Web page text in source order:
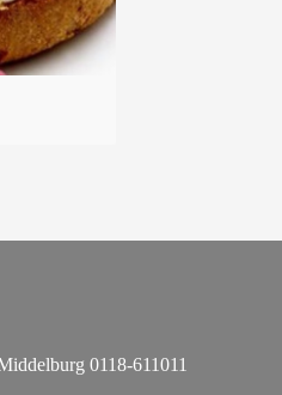
0118-611011